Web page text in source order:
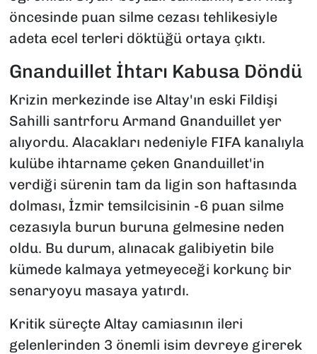
öncesinde puan silme cezası tehlikesiyle
adeta ecel terleri döktüğü ortaya çıktı.
Gnanduillet İhtarı Kabusa Döndü
Krizin merkezinde ise Altay'ın eski Fildişi
Sahilli santrforu Armand Gnanduillet yer
alıyordu. Alacakları nedeniyle FIFA kanalıyla
kulübe ihtarname çeken Gnanduillet'in
verdiği sürenin tam da ligin son haftasında
dolması, İzmir temsilcisinin -6 puan silme
cezasıyla burun buruna gelmesine neden
oldu. Bu durum, alınacak galibiyetin bile
kümede kalmaya yetmeyeceği korkunç bir
senaryoyu masaya yatırdı.
Kritik süreçte Altay camiasının ileri
gelenlerinden 3 önemli isim devreye girerek